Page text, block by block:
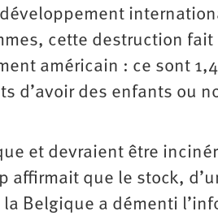
cette destruction
américain : ce sont
d’avoir des enfants ou
et devraient être
affirmait que le stock,
Belgique a démenti